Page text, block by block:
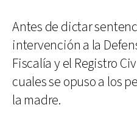
Antes de dictar
intervención a la
Fiscalía y el Registro
cuales se opuso a los
la madre.